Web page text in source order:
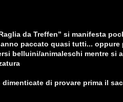
da Treffen” si manifesta
paccato quasi tutti...
belluini/animaleschi mentre si
dimenticate di provare prima il